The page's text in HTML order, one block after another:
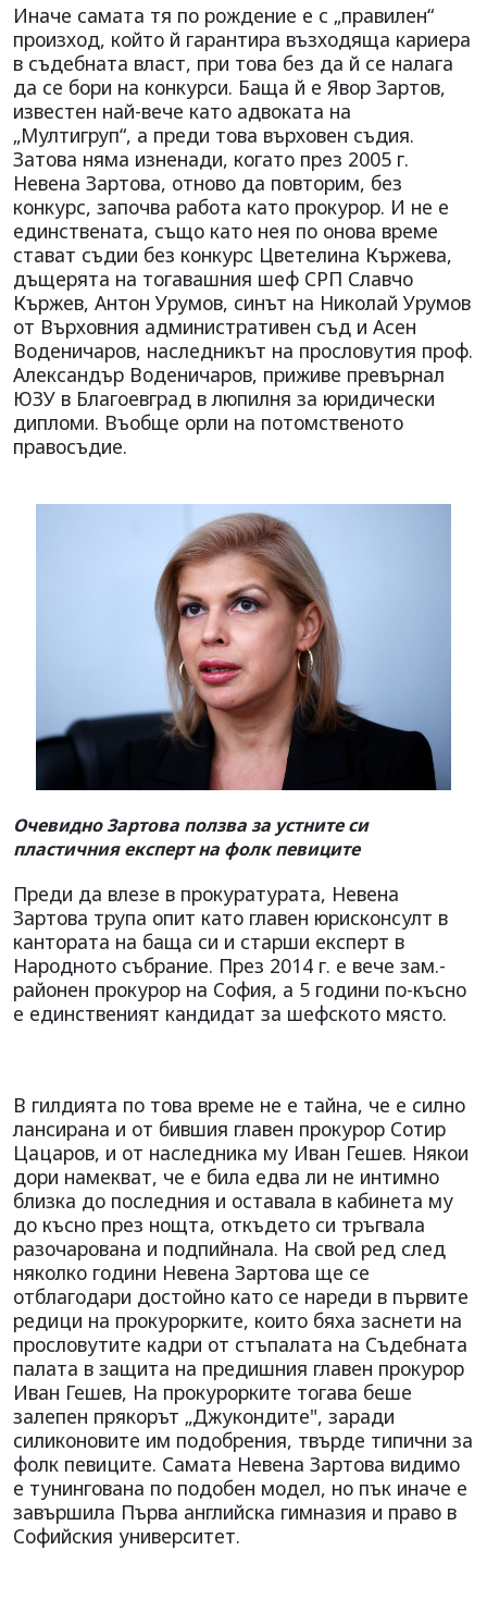
Иначе самата тя по рождение е с „правилен“
произход, който й гарантира възходяща кариера
в съдебната власт, при това без да й се налага
да се бори на конкурси. Баща й е Явор Зартов,
известен най-вече като адвоката на
„Мултигруп“, а преди това върховен съдия.
Затова няма изненади, когато през 2005 г.
Невена Зартова, отново да повторим, без
конкурс, започва работа като прокурор. И не е
единствената, също като нея по онова време
стават съдии без конкурс Цветелина Кържева,
дъщерята на тогавашния шеф СРП Славчо
Кържев, Антон Урумов, синът на Николай Урумов
от Върховния административен съд и Асен
Воденичаров, наследникът на прословутия проф.
Александър Воденичаров, приживе превърнал
ЮЗУ в Благоевград в люпилня за юридически
дипломи. Въобще орли на потомственото
правосъдие.
Очевидно Зартова ползва за устните си
пластичния експерт на фолк певиците
Преди да влезе в прокуратурата, Невена
Зартова трупа опит като главен юрисконсулт в
кантората на баща си и старши експерт в
Народното събрание. През 2014 г. е вече зам.-
районен прокурор на София, а 5 години по-късно
е единственият кандидат за шефското място.
В гилдията по това време не е тайна, че е силно
лансирана и от бившия главен прокурор Сотир
Цацаров, и от наследника му Иван Гешев. Някои
дори намекват, че е била едва ли не интимно
близка до последния и оставала в кабинета му
до късно през нощта, откъдето си тръгвала
разочарована и подпийнала. На свой ред след
няколко години Невена Зартова ще се
отблагодари достойно като се нареди в първите
редици на прокурорките, които бяха заснети на
прословутите кадри от стъпалата на Съдебната
палата в защита на предишния главен прокурор
Иван Гешев, На прокурорките тогава беше
залепен прякорът „Джукондите", заради
силиконовите им подобрения, твърде типични за
фолк певиците. Самата Невена Зартова видимо
е тунингована по подобен модел, но пък иначе е
завършила Първа английска гимназия и право в
Софийския университет.